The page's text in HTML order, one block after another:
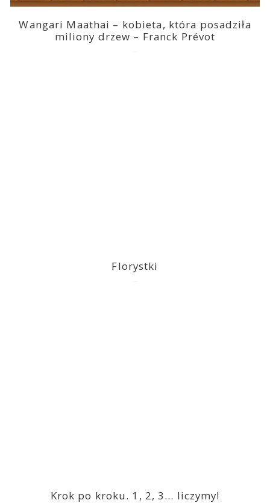
Wangari Maathai – kobieta, która posadziła
miliony drzew – Franck Prévot
Florystki
Krok po kroku. 1, 2, 3… liczymy!